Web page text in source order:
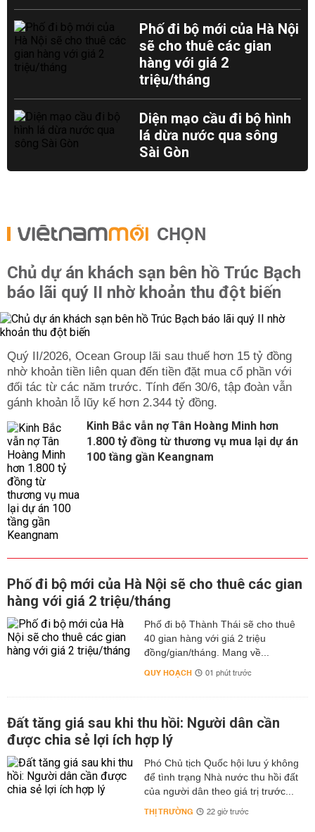
Phố đi bộ mới của Hà Nội
sẽ cho thuê các gian
hàng với giá 2
triệu/tháng
Diện mạo cầu đi bộ hình
lá dừa nước qua sông
Sài Gòn
CHỌN
Chủ dự án khách sạn bên hồ Trúc Bạch
báo lãi quý II nhờ khoản thu đột biến
Quý II/2026, Ocean Group lãi sau thuế hơn 15 tỷ đồng
nhờ khoản tiền liên quan đến tiền đặt mua cổ phần với
đối tác từ các năm trước. Tính đến 30/6, tập đoàn vẫn
gánh khoản lỗ lũy kế hơn 2.344 tỷ đồng.
Kinh Bắc vẫn nợ Tân Hoàng Minh hơn
1.800 tỷ đồng từ thương vụ mua lại dự án
100 tầng gần Keangnam
Phố đi bộ mới của Hà Nội sẽ cho thuê các gian
hàng với giá 2 triệu/tháng
Phố đi bộ Thành Thái sẽ cho thuê
40 gian hàng với giá 2 triệu
đồng/gian/tháng. Mang về...
QUY HOẠCH 01 phút trước
Đất tăng giá sau khi thu hồi: Người dân cần
được chia sẻ lợi ích hợp lý
Phó Chủ tịch Quốc hội lưu ý không
để tình trạng Nhà nước thu hồi đất
của người dân theo giá trị trước...
THỊ TRƯỜNG 22 giờ trước